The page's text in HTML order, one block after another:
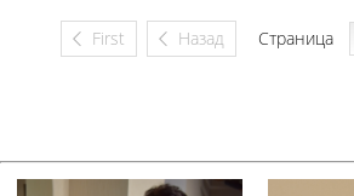
First Назад Страница